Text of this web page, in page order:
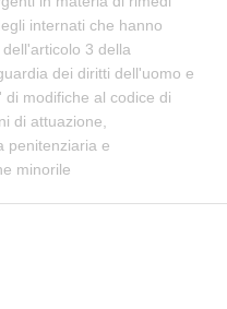
internati che hanno
3 della
dei diritti dell'uomo e
modifiche al codice di
di attuazione,
penitenziaria e
minorile